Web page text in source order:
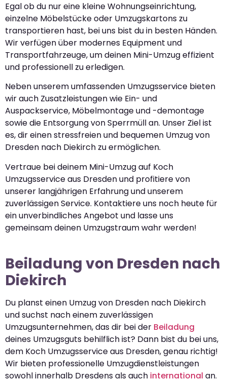
Egal ob du nur eine kleine Wohnungseinrichtung,
einzelne Möbelstücke oder Umzugskartons zu
transportieren hast, bei uns bist du in besten Händen.
Wir verfügen über modernes Equipment und
Transportfahrzeuge, um deinen Mini-Umzug effizient
und professionell zu erledigen.
Neben unserem umfassenden Umzugsservice bieten
wir auch Zusatzleistungen wie Ein- und
Auspackservice, Möbelmontage und -demontage
sowie die Entsorgung von Sperrmüll an. Unser Ziel ist
es, dir einen stressfreien und bequemen Umzug von
Dresden nach Diekirch zu ermöglichen.
Vertraue bei deinem Mini-Umzug auf Koch
Umzugsservice aus Dresden und profitiere von
unserer langjährigen Erfahrung und unserem
zuverlässigen Service. Kontaktiere uns noch heute für
ein unverbindliches Angebot und lasse uns
gemeinsam deinen Umzugstraum wahr werden!
Beiladung von Dresden nach
Diekirch
Du planst einen Umzug von Dresden nach Diekirch
und suchst nach einem zuverlässigen
Umzugsunternehmen, das dir bei der Beiladung
deines Umzugsguts behilflich ist? Dann bist du bei uns,
dem Koch Umzugsservice aus Dresden, genau richtig!
Wir bieten professionelle Umzugdienstleistungen
sowohl innerhalb Dresdens als auch international an.